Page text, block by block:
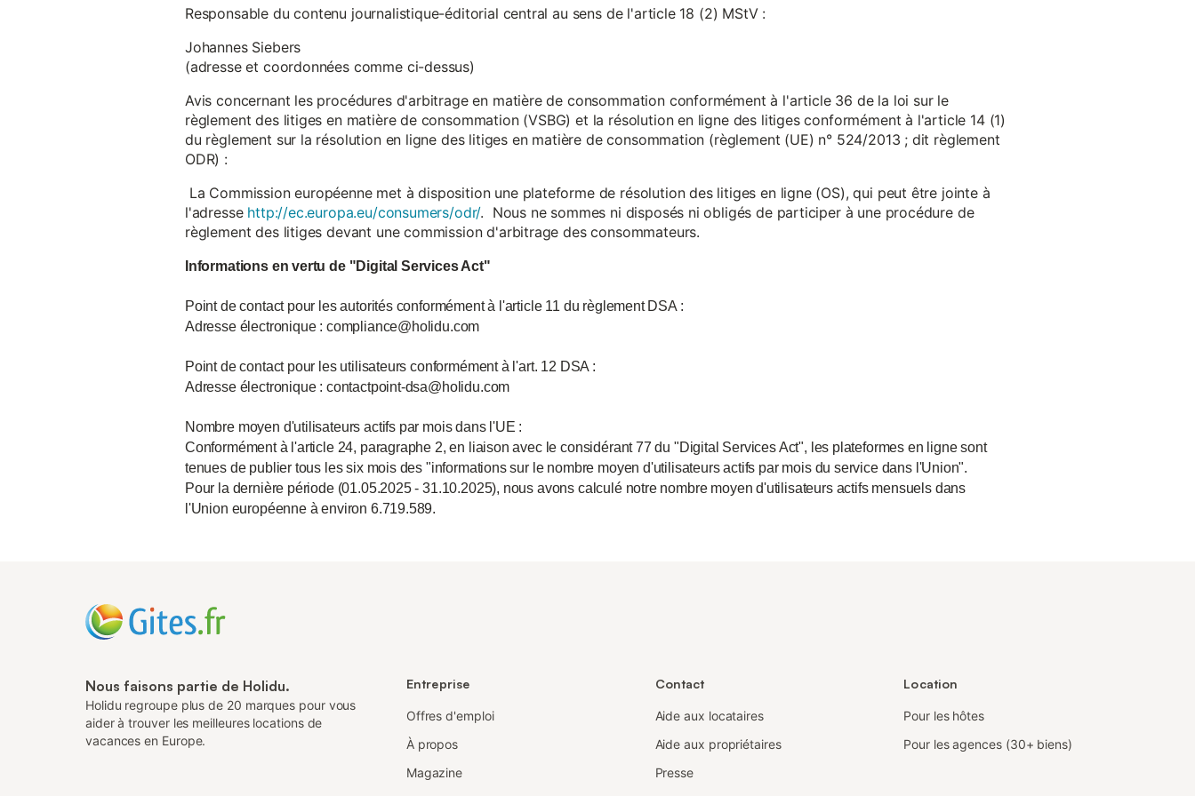
Responsable du contenu journalistique-éditorial central au sens de l'article 18 (2) MStV :
Johannes Siebers
(adresse et coordonnées comme ci-dessus)
Avis concernant les procédures d'arbitrage en matière de consommation conformément à l'article 36 de la loi sur le
règlement des litiges en matière de consommation (VSBG) et la résolution en ligne des litiges conformément à l'article 14 (1)
du règlement sur la résolution en ligne des litiges en matière de consommation (règlement (UE) n° 524/2013 ; dit règlement
ODR) :
La Commission européenne met à disposition une plateforme de résolution des litiges en ligne (OS), qui peut être jointe à
l'adresse http://ec.europa.eu/consumers/odr/. Nous ne sommes ni disposés ni obligés de participer à une procédure de
règlement des litiges devant une commission d'arbitrage des consommateurs.
Informations en vertu de "Digital Services Act"
Point de contact pour les autorités conformément à l'article 11 du règlement DSA :
Adresse électronique : compliance@holidu.com
Point de contact pour les utilisateurs conformément à l'art. 12 DSA :
Adresse électronique : contactpoint-dsa@holidu.com
Nombre moyen d'utilisateurs actifs par mois dans l'UE :
Conformément à l'article 24, paragraphe 2, en liaison avec le considérant 77 du "Digital Services Act", les plateformes en ligne sont
tenues de publier tous les six mois des "informations sur le nombre moyen d'utilisateurs actifs par mois du service dans l'Union".
Pour la dernière période (01.05.2025 - 31.10.2025), nous avons calculé notre nombre moyen d'utilisateurs actifs mensuels dans
l'Union européenne à environ 6.719.589.
Nous faisons partie de Holidu.
Holidu regroupe plus de 20 marques pour vous
aider à trouver les meilleures locations de
vacances en Europe.
Entreprise
Offres d'emploi
À propos
Magazine
Contact
Aide aux locataires
Aide aux propriétaires
Presse
Location
Pour les hôtes
Pour les agences (30+ biens)